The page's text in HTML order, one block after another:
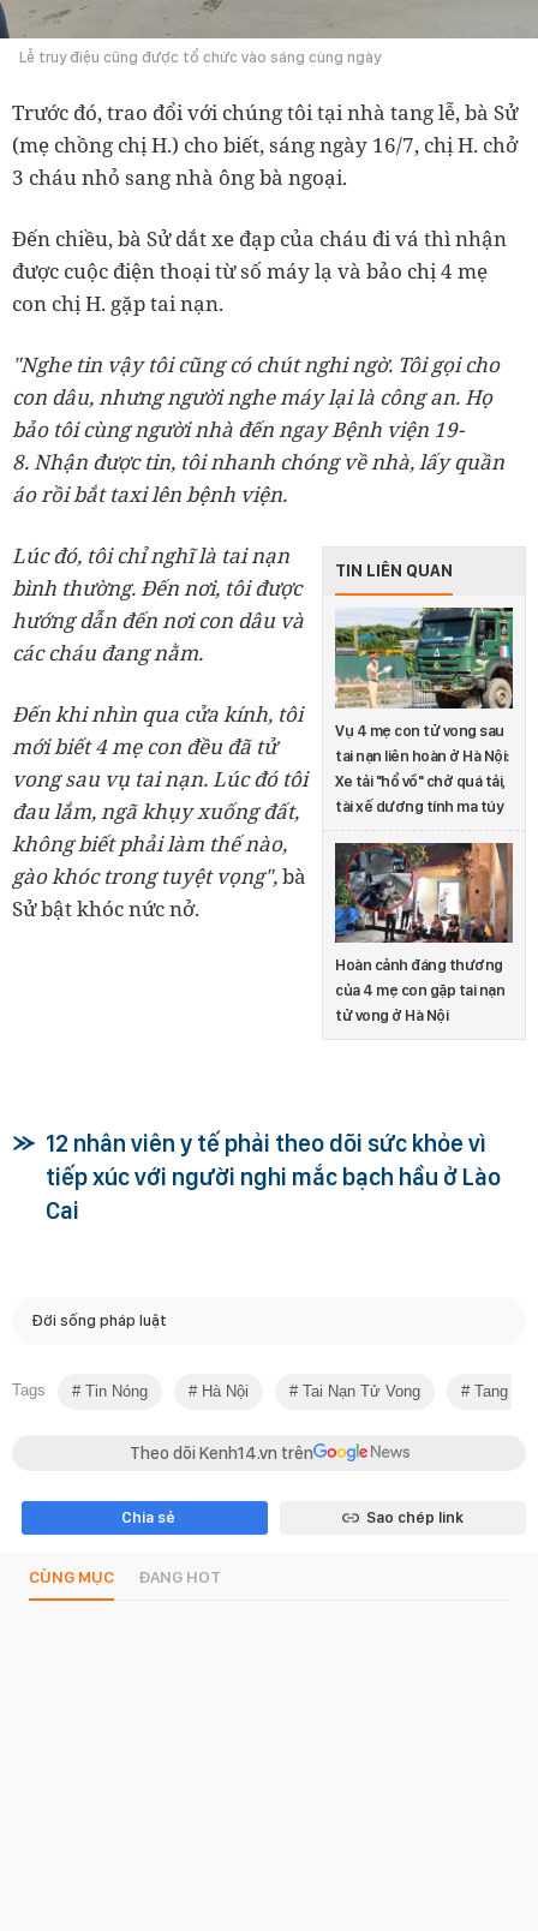
Lễ truy điệu cũng được tổ chức vào sáng cùng ngày
Trước đó, trao đổi với chúng tôi tại nhà tang lễ, bà Sử
(mẹ chồng chị H.) cho biết, sáng ngày 16/7, chị H. chở
3 cháu nhỏ sang nhà ông bà ngoại.
Đến chiều, bà Sử dắt xe đạp của cháu đi vá thì nhận
được cuộc điện thoại từ số máy lạ và bảo chị 4 mẹ
con chị H. gặp tai nạn.
"Nghe tin vậy tôi cũng có chút nghi ngờ. Tôi gọi cho
con dâu, nhưng người nghe máy lại là công an. Họ
bảo tôi cùng người nhà đến ngay Bệnh viện 19-
8. Nhận được tin, tôi nhanh chóng về nhà, lấy quần
áo rồi bắt taxi lên bệnh viện.
TIN LIÊN QUAN
Vụ 4 mẹ con tử vong sau
tai nạn liên hoàn ở Hà Nội:
Xe tải "hổ vồ" chở quá tải,
tài xế dương tính ma túy
Hoàn cảnh đáng thương
của 4 mẹ con gặp tai nạn
tử vong ở Hà Nội
Lúc đó, tôi chỉ nghĩ là tai nạn
bình thường. Đến nơi, tôi được
hướng dẫn đến nơi con dâu và
các cháu đang nằm.
Đến khi nhìn qua cửa kính, tôi
mới biết 4 mẹ con đều đã tử
vong sau vụ tai nạn. Lúc đó tôi
đau lắm, ngã khụy xuống đất,
không biết phải làm thế nào,
gào khóc trong tuyệt vọng",bà
Sử bật khóc nức nở.
12 nhân viên y tế phải theo dõi sức khỏe vì
tiếp xúc với người nghi mắc bạch hầu ở Lào
Cai
Đời sống pháp luật
Tags Tin Nóng Hà Nội Tai Nạn Tử Vong Tang Lễ
Theo dõi Kenh14.vn trên
Chia sẻ Sao chép link
CÙNG MỤC ĐANG HOT